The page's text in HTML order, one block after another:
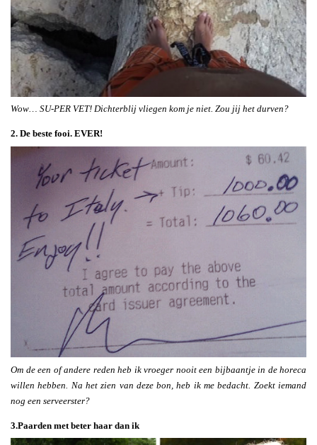
Wow… SU-PER VET! Dichterblij vliegen kom je niet. Zou jij het durven?
2. De beste fooi. EVER!
Om de een of andere reden heb ik vroeger nooit een bijbaantje in de horeca
willen hebben. Na het zien van deze bon, heb ik me bedacht. Zoekt iemand
nog een serveerster?
3.Paarden met beter haar dan ik